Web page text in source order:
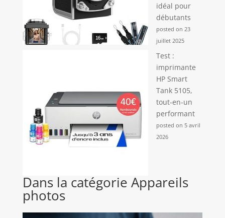
idéal pour
débutants
posted on 23
juillet 2025
Test :
imprimante
HP Smart
Tank 5105,
tout-en-un
performant
posted on 5 avril
2026
Dans la catégorie Appareils
photos